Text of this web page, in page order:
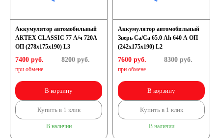
Аккумулятор автомобильный
АКТЕХ CLASSIC 77 А/ч 720А
ОП (278x175x190) L3
7400 руб.
при обмене
8200руб.
В корзину
Купить в 1 клик
В наличии
Аккумулятор автомобильный
Зверь Са/Са 65.0 Ah 640 А ОП
(242x175x190) L2
7600 руб.
при обмене
8300руб.
В корзину
Купить в 1 клик
В наличии